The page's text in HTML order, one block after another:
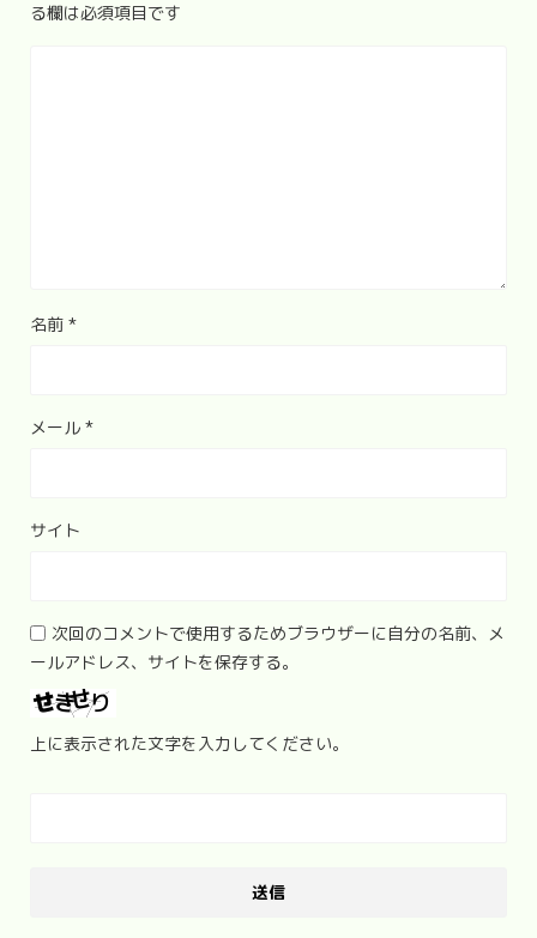
る欄は必須項目です
名前 *
メール *
サイト
次回のコメントで使用するためブラウザーに自分の名前、メ
ールアドレス、サイトを保存する。
上に表示された文字を入力してください。